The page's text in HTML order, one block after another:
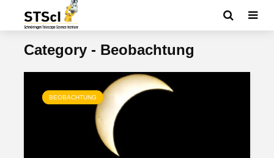
Category - Beobachtung
BEOBACHTUNG